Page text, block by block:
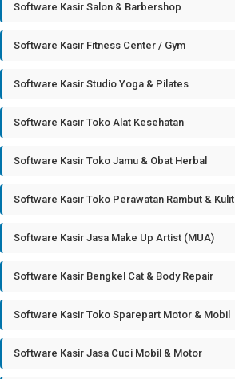
Software Kasir Salon & Barbershop
Software Kasir Fitness Center / Gym
Software Kasir Studio Yoga & Pilates
Software Kasir Toko Alat Kesehatan
Software Kasir Toko Jamu & Obat Herbal
Software Kasir Toko Perawatan Rambut & Kulit
Software Kasir Jasa Make Up Artist (MUA)
Software Kasir Bengkel Cat & Body Repair
Software Kasir Toko Sparepart Motor & Mobil
Software Kasir Jasa Cuci Mobil & Motor